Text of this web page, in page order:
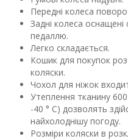
Передні колеса
Задні колеса
педаллю.
Легко складається.
Кошик для покупок
коляски.
Чохол для ніжок
Утеплення тканину
-40 ° С) дозволять
найхолоднішу погоду.
Розміри коляски в